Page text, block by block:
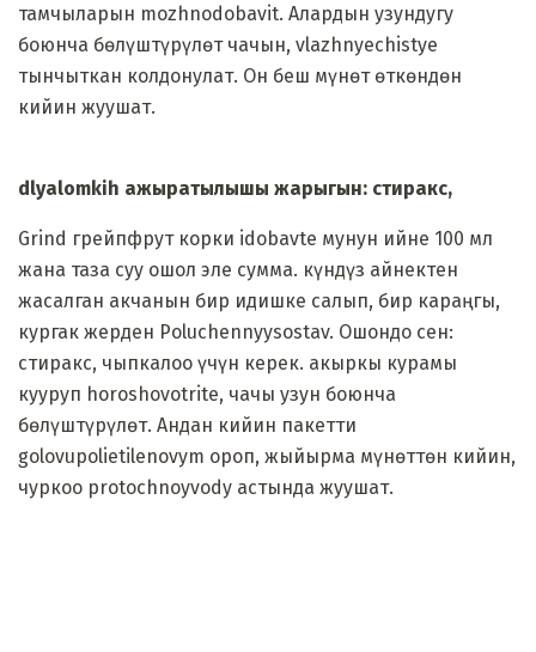
тамчыларын mozhnodobavit. Алардын узундугу
боюнча бөлүштүрүлөт чачын, vlazhnyechistye
тынчыткан колдонулат. Он беш мүнөт өткөндөн
кийин жуушат.
dlyalomkih ажыратылышы жарыгын: стиракс,
Grind грейпфрут корки idobavte мунун ийне 100 мл
жана таза суу ошол эле сумма. күндүз айнектен
жасалган акчанын бир идишке салып, бир караңгы,
кургак жерден Poluchennyysostav. Ошондо сен:
стиракс, чыпкалоо үчүн керек. акыркы курамы
кууруп horoshovotrite, чачы узун боюнча
бөлүштүрүлөт. Андан кийин пакетти
golovupolietilenovym ороп, жыйырма мүнөттөн кийин,
чуркоо protochnoyvody астында жуушат.